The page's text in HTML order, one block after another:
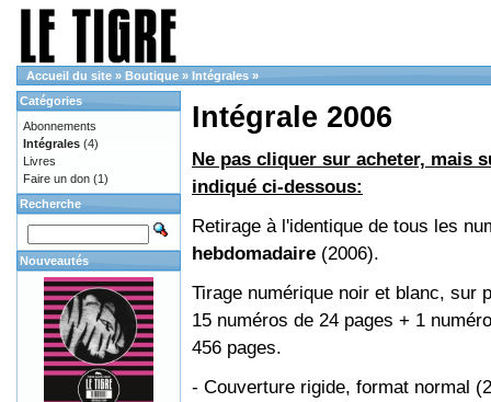
Accueil du site » Boutique » Intégrales »
Intégrale 2006
Ne pas cliquer sur acheter, mais
indiqué ci-dessous:
Retirage à l'identique de tous les
hebdomadaire (2006).
Tirage numérique noir et blanc, sur
15 numéros de 24 pages + 1
456 pages.
- Couverture rigide, format normal
Catégories
Abonnements
Intégrales (4)
Livres
Faire un don (1)
Recherche
Nouveautés